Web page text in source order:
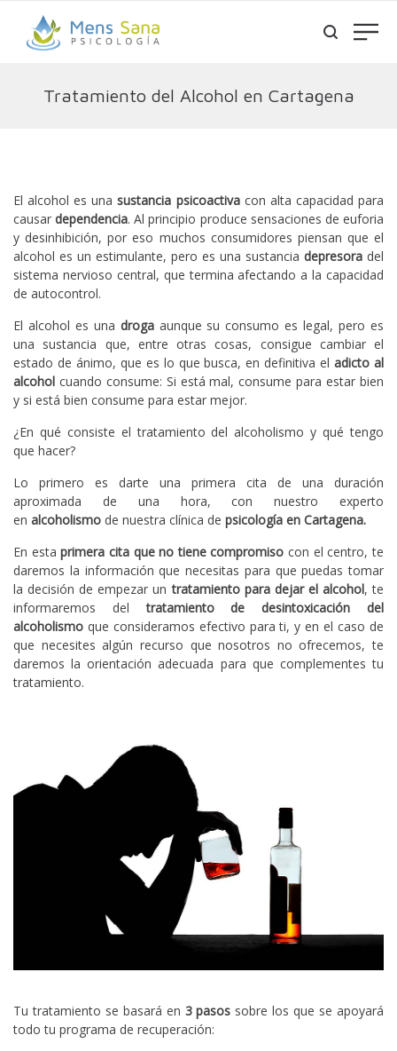
Tratamiento del Alcohol en Cartagena
El alcohol es unasustancia psicoactivacon alta capacidad para
causardependencia. Al principio produce sensaciones de euforia
y desinhibición, por eso muchos consumidores piensan que el
alcohol es un estimulante, pero es una sustancia depresora del
sistema nervioso central, que termina afectando a la capacidad
de autocontrol.
El alcohol es una drogaaunque su consumo es legal, pero es
una sustancia que, entre otras cosas, consigue cambiar el
estado de ánimo, que es lo que busca, en definitiva eladicto al
alcohol cuando consume: Si está mal, consume para estar bien
y si está bien consume para estar mejor.
¿En qué consiste el tratamiento del alcoholismo y qué tengo
que hacer?
Lo primero es darte una primera cita de una duración
aproximada de una hora, con nuestro experto
en alcoholismo de nuestra clínica de psicología en Cartagena.
En estaprimera cita que no tiene compromiso con el centro, te
daremos la información que necesitas para que puedas tomar
la decisión de empezar untratamiento para dejar el alcohol, te
informaremos deltratamiento de desintoxicación del
alcoholismo que consideramos efectivo para ti, y en el caso de
que necesites algún recurso que nosotros no ofrecemos, te
daremos la orientación adecuada para que complementes tu
tratamiento.
Tu tratamiento se basará en 3 pasos sobre los que se apoyará
todo tu programa de recuperación: